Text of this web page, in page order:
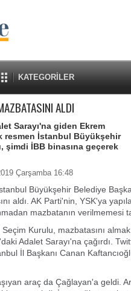
KATEGORİLER
ALDI
Sarayı'na giden Ekrem
resmen İstanbul Büyükşehir
şimdi İBB binasına geçerek
Çarşamba 16:48
Büyükşehir Belediye
aldı. AK Parti'nin, YSK'ya
mazbatanın verilmemesi
Seçim Kurulu, mazbatasını
Adalet Sarayı'na çağırdı.
İl Başkanı Canan
araç da Çağlayan'a geldi.